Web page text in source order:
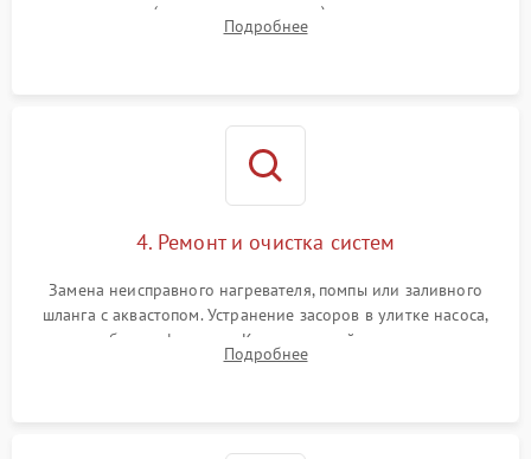
прессостата (датчика уровня воды), датчика мутности,
концевика дверцы и электронного модуля управления.
Подробнее
4. Ремонт и очистка систем
Замена неисправного нагревателя, помпы или заливного
шланга с аквастопом. Устранение засоров в улитке насоса,
патрубках и фильтрах. Компонентный ремонт платы
управления, восстановление поврежденной проводки.
Подробнее